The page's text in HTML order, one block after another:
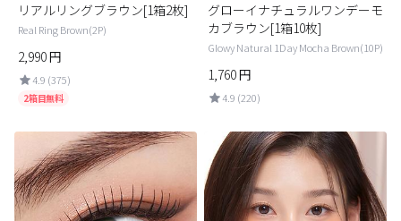
リアルリングブラウン[1箱2枚]
Real Ring Brown(2P)
2,990円
4.9 (375)
2箱目無料
グローイナチュラルワンデーモ
カブラウン[1箱10枚]
Glowy Natural 1Day Mocha Brown(10P)
1,760円
4.9 (220)